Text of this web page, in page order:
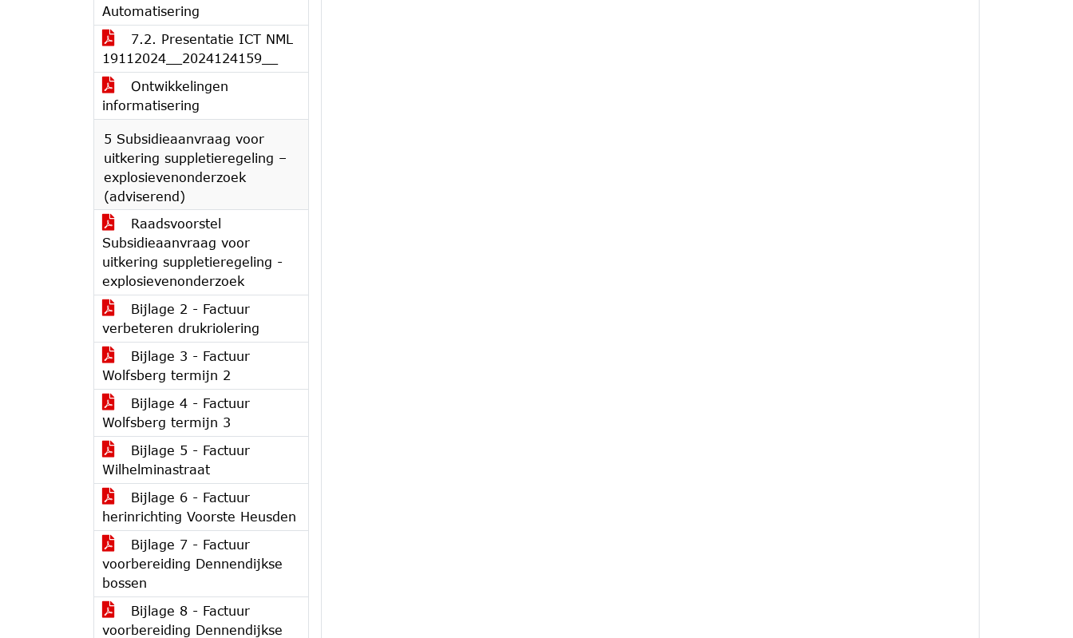
Automatisering
7.2. Presentatie ICT NML
19112024__2024124159__
Ontwikkelingen
informatisering
5 Subsidieaanvraag voor
uitkering suppletieregeling –
explosievenonderzoek
(adviserend)
Raadsvoorstel
Subsidieaanvraag voor
uitkering suppletieregeling -
explosievenonderzoek
Bijlage 2 - Factuur
verbeteren drukriolering
Bijlage 3 - Factuur
Wolfsberg termijn 2
Bijlage 4 - Factuur
Wolfsberg termijn 3
Bijlage 5 - Factuur
Wilhelminastraat
Bijlage 6 - Factuur
herinrichting Voorste Heusden
Bijlage 7 - Factuur
voorbereiding Dennendijkse
bossen
Bijlage 8 - Factuur
voorbereiding Dennendijkse